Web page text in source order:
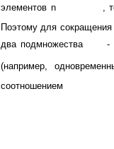
элементов n
,
Поэтому для
два подмножества
-
(например,
соотношением